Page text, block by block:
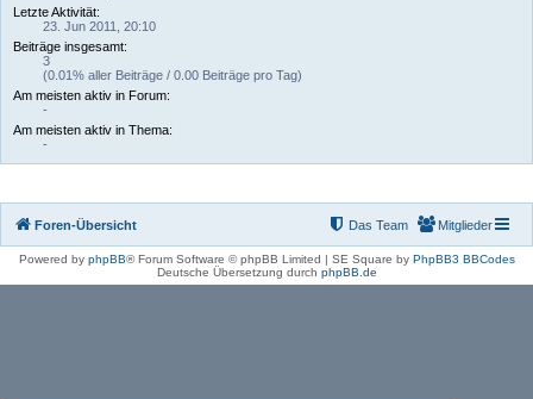
Letzte Aktivität:
23. Jun 2011, 20:10
Beiträge insgesamt:
3
(0.01% aller Beiträge / 0.00 Beiträge pro Tag)
Am meisten aktiv in Forum:
-
Am meisten aktiv in Thema:
-
Foren-Übersicht Mitglieder
Das Team
Powered by phpBB® Forum Software © phpBB Limited | SE Square by PhpBB3 BBCodes
Deutsche Übersetzung durch phpBB.de